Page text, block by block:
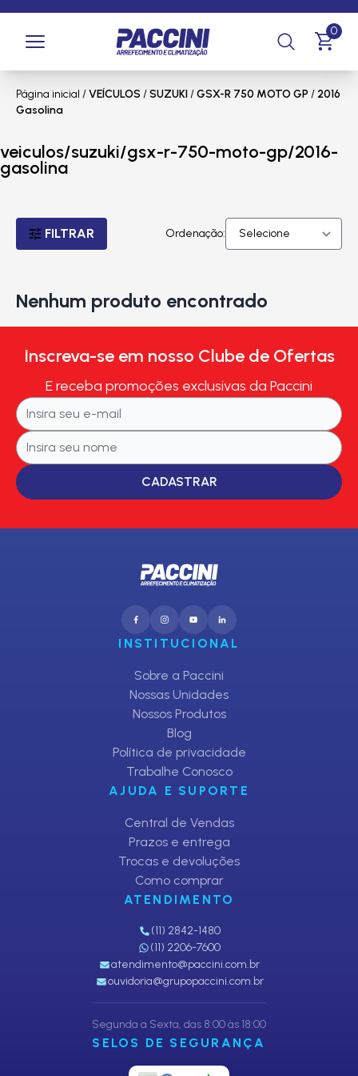
0
Página inicial /VEÍCULOS /SUZUKI/GSX-R 750 MOTO GP / 2016
Gasolina
veiculos/suzuki/gsx-r-750-moto-gp/2016-
gasolina
FILTRAR Ordenação:
Nenhum produto encontrado
Inscreva-se em nosso Clube de Ofertas
E receba promoções exclusivas da Paccini
CADASTRAR
INSTITUCIONAL
Sobre a Paccini
Nossas Unidades
Nossos Produtos
Blog
Política de privacidade
Trabalhe Conosco
AJUDA E SUPORTE
Central de Vendas
Prazos e entrega
Trocas e devoluções
Como comprar
ATENDIMENTO
(11) 2842-1480
(11) 2206-7600
atendimento@paccini.com.br
ouvidoria@grupopaccini.com.br
Segunda a Sexta, das 8:00 às 18:00
SELOS DE SEGURANÇA